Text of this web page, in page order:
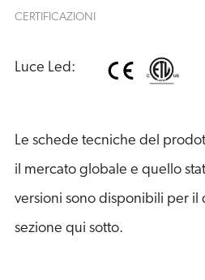
CERTIFICAZIONI
Luce Led:
Le schede tecniche del
il mercato globale e quello
versioni sono disponibili per il
sezione qui sotto.